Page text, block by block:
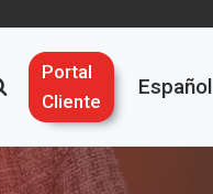
Portal
Cliente
Español